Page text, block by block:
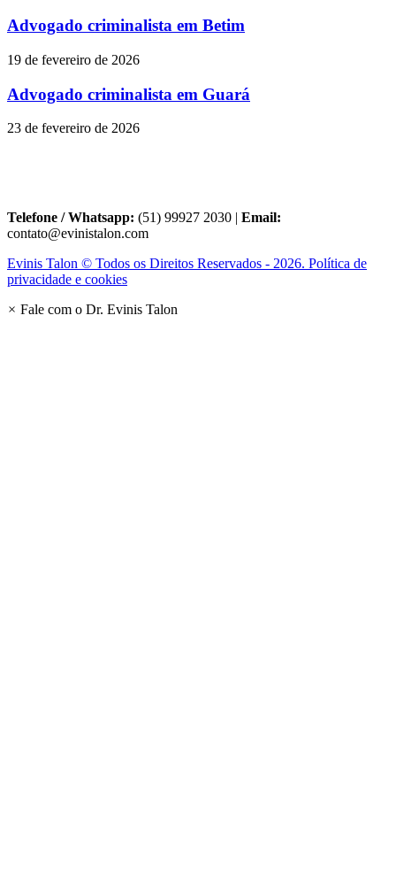
Advogado criminalista em Betim
19 de fevereiro de 2026
Advogado criminalista em Guará
23 de fevereiro de 2026
Telefone / Whatsapp: (51) 99927 2030 | Email:
contato@evinistalon.com
Evinis Talon © Todos os Direitos Reservados - 2026. Política de
privacidade e cookies
× Fale com o Dr. Evinis Talon